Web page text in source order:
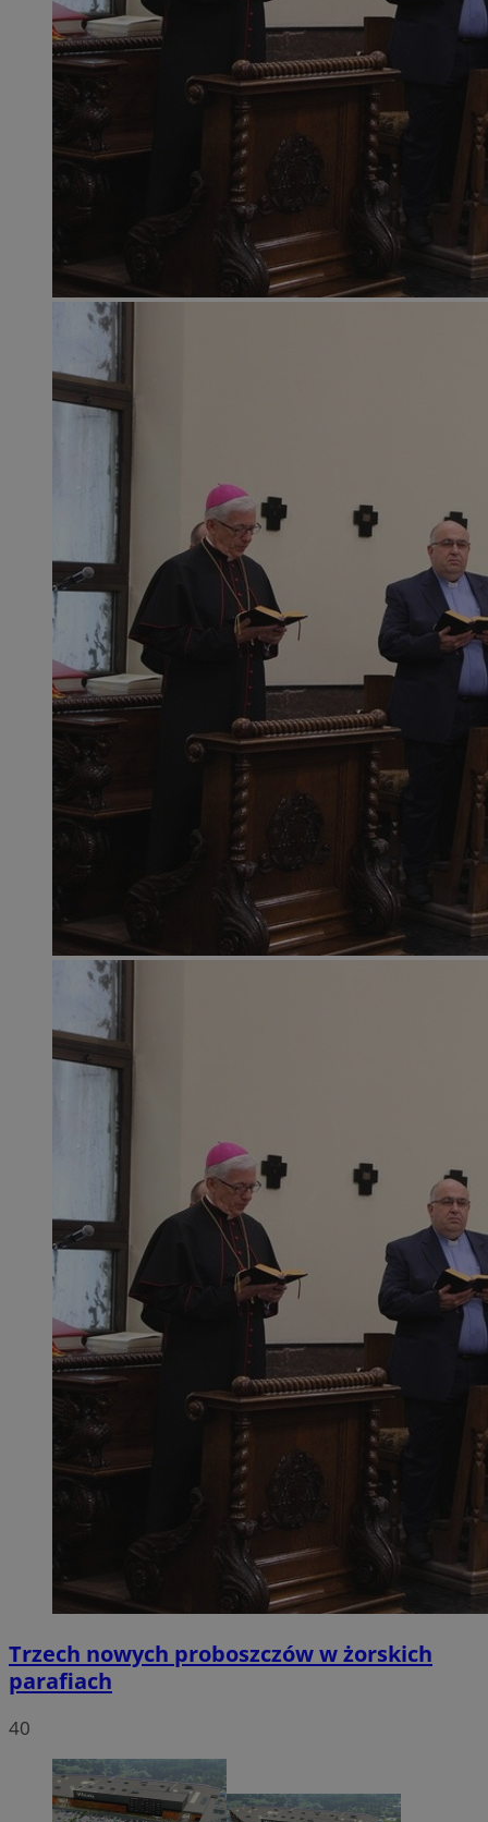
Trzech nowych proboszczów w żorskich
parafiach
40